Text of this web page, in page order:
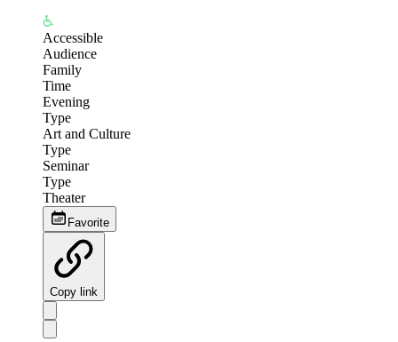
Accessible
Audience
Family
Time
Evening
Type
Art and Culture
Type
Seminar
Type
Theater
Favorite
Copy link